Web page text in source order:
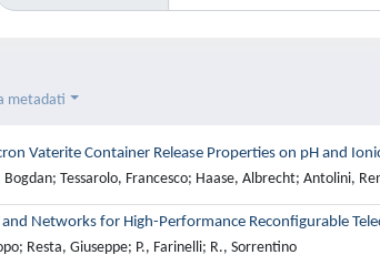
metadati
Vaterite Container Release Properties on pH and
Tessarolo, Francesco; Haase, Albrecht; Antolini,
Networks for High-Performance Reconfigurable
Resta, Giuseppe; P., Farinelli; R., Sorrentino